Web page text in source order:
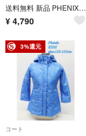
送料無料 新品 PHENIX ガールズ スノーグローブ 5本指 150〜160
¥ 4,790
3%還元
コート